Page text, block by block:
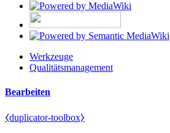
Werkzeuge
Qualitätsmanagement
Bearbeiten
⧼duplicator-toolbox⧽